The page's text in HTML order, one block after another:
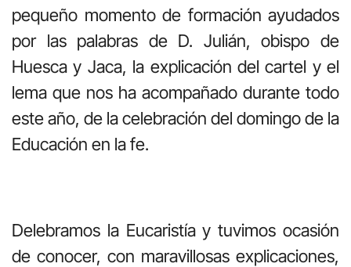
pequeño momento de formación ayudados
por las palabras de D. Julián, obispo de
Huesca y Jaca, la explicación del cartel y el
lema que nos ha acompañado durante todo
este año, de la celebración del domingo de la
Educación en la fe.
Delebramos la Eucaristía y tuvimos ocasión
de conocer, con maravillosas explicaciones,